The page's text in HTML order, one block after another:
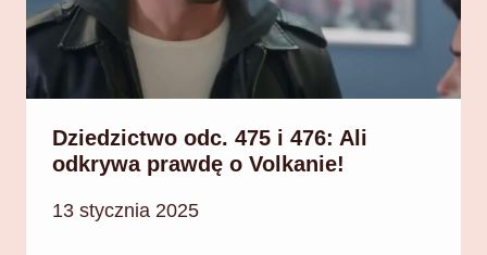
Dziedzictwo odc. 475 i 476: Ali
odkrywa prawdę o Volkanie!
13 stycznia 2025